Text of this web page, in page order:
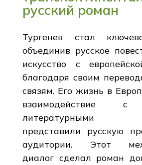
русский роман
Тургенев стал
объединив русское
искусство с
благодаря своим
связям. Его жизнь в
взаимодействие с
литературными
представили русскую
аудитории. Этот
диалог сделал роман